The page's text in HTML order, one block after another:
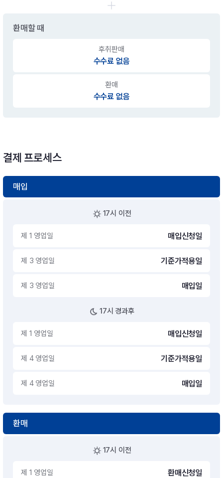
환매할 때
후취판매
수수료 없음
환매
수수료 없음
결제 프로세스
매입
17시 이전
제 1 영업일 매입신청일
제 3 영업일 기준가적용일
제 3 영업일 매입일
17시 경과후
제 1 영업일 매입신청일
제 4 영업일 기준가적용일
제 4 영업일 매입일
환매
17시 이전
제 1 영업일 환매신청일